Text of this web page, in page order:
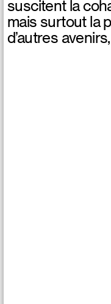
suscitent la
mais surtout la
d’autres